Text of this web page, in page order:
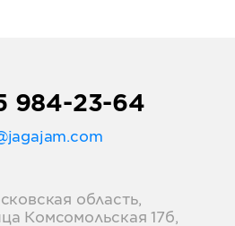
984-23-64
область,
Комсомольская 17б,